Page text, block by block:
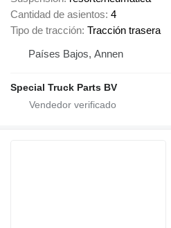
Cantidad de asientos 4
Tipo de tracción Tracción trasera
Países Bajos, Annen
Special Truck Parts BV